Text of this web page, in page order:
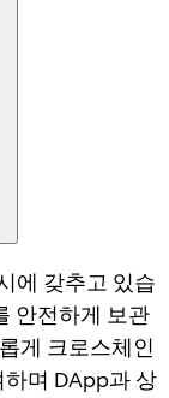
에 갖추고 있습
안전하게 보관
게 크로스체인
며 DApp과 상